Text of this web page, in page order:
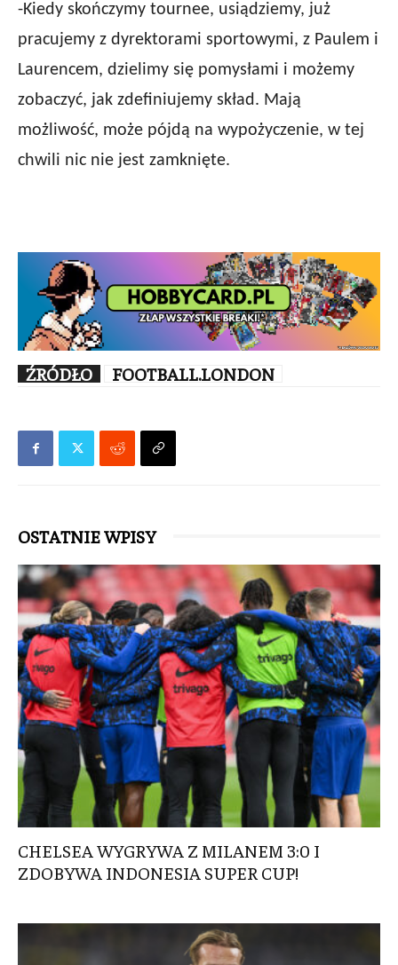
-Kiedy skończymy tournee, usiądziemy, już
pracujemy z dyrektorami sportowymi, z Paulem i
Laurencem, dzielimy się pomysłami i możemy
zobaczyć, jak zdefiniujemy skład. Mają
możliwość, może pójdą na wypożyczenie, w tej
chwili nic nie jest zamknięte.
ŹRÓDŁO FOOTBALL.LONDON
OSTATNIE WPISY
CHELSEA WYGRYWA Z MILANEM 3:0 I
ZDOBYWA INDONESIA SUPER CUP!